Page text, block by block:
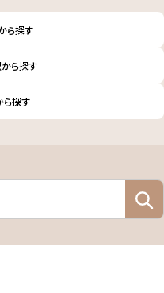
ら探す
ら探す
探す